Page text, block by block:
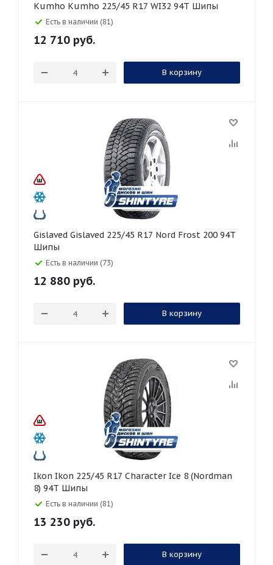
Kumho Kumho 225/45 R17 WI32 94T Шипы
Есть в наличии (81)
12 710 руб.
В корзину
Gislaved Gislaved 225/45 R17 Nord Frost 200 94T
Шипы
Есть в наличии (73)
12 880 руб.
В корзину
Ikon Ikon 225/45 R17 Character Ice 8 (Nordman
8) 94T Шипы
Есть в наличии (81)
13 230 руб.
В корзину